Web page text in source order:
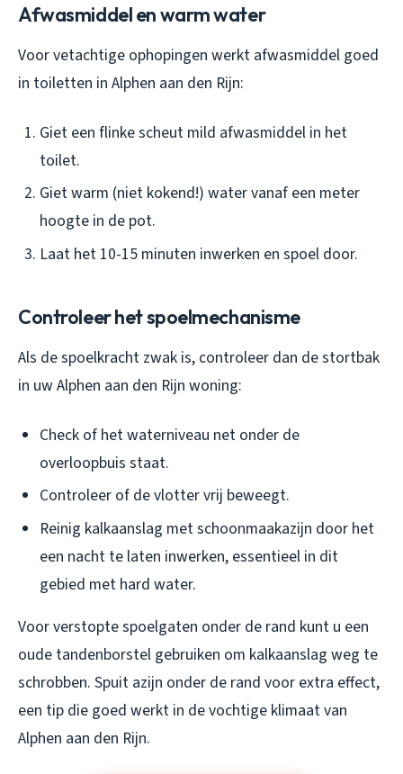
Afwasmiddel en warm water
Voor vetachtige ophopingen werkt afwasmiddel goed
in toiletten in Alphen aan den Rijn:
Giet een flinke scheut mild afwasmiddel in het
toilet.
Giet warm (niet kokend!) water vanaf een meter
hoogte in de pot.
Laat het 10-15 minuten inwerken en spoel door.
Controleer het spoelmechanisme
Als de spoelkracht zwak is, controleer dan de stortbak
in uw Alphen aan den Rijn woning:
Check of het waterniveau net onder de
overloopbuis staat.
Controleer of de vlotter vrij beweegt.
Reinig kalkaanslag met schoonmaakazijn door het
een nacht te laten inwerken, essentieel in dit
gebied met hard water.
Voor verstopte spoelgaten onder de rand kunt u een
oude tandenborstel gebruiken om kalkaanslag weg te
schrobben. Spuit azijn onder de rand voor extra effect,
een tip die goed werkt in de vochtige klimaat van
Alphen aan den Rijn.